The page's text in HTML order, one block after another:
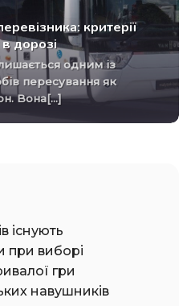
критерії
дорозі
пересування як
Вона[...]
існують
при виборі
гри
навушників